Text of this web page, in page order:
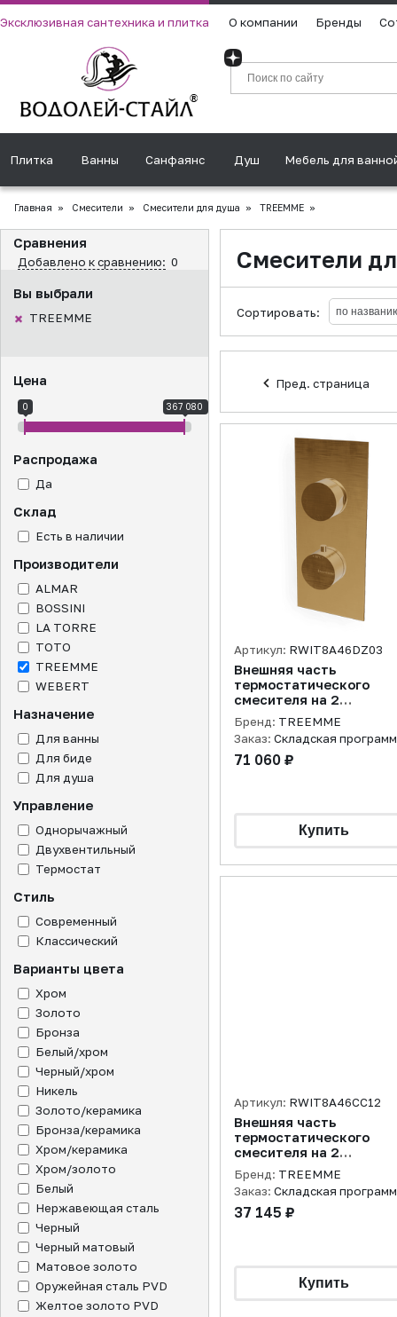
Эксклюзивная сантехника и плитка О компании Бренды
Плитка Ванны Санфаянс Душ Мебель для
Главная » Смесители » Смесители для душа » TREEMME »
Сравнения
Добавлено к сравнению: 0
Вы выбрали
TREEMME
Цена
0 367 080
Распродажа
Да
Склад
Есть в наличии
Производители
ALMAR
BOSSINI
LA TORRE
TOTO
TREEMME
WEBERT
Назначение
Для ванны
Для биде
Для душа
Управление
Однорычажный
Двухвентильный
Термостат
Стиль
Современный
Классический
Варианты цвета
Хром
Золото
Бронза
Белый/хром
Черный/хром
Никель
Золото/керамика
Бронза/керамика
Хром/керамика
Хром/золото
Белый
Нержавеющая сталь
Черный
Черный матовый
Матовое золото
Оружейная сталь PVD
Желтое золото PVD
Смесители
Сортировать:
Пред. страница
Артикул: RWIT8A46DZ03
Внешняя часть
термостатического
смесителя на 2
потребителя, золото
брашированное
Бренд: TREEMME
Заказ: Складская
71 060 ₽
Артикул: RWIT8A46CC12
Внешняя часть
термостатического
смесителя на 2
потребителя, хром
Бренд: TREEMME
Заказ: Складская
37 145 ₽